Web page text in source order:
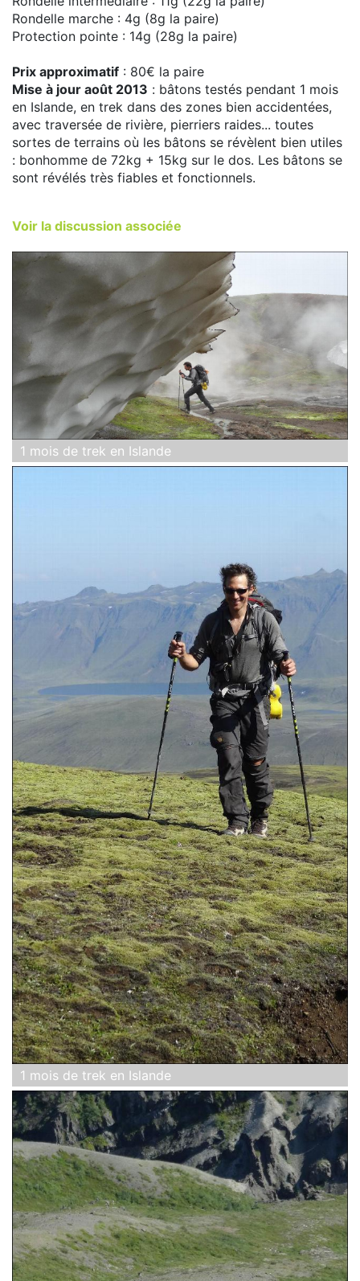
Rondelle marche : 4g (8g la paire)
Protection pointe : 14g (28g la paire)
Prix approximatif : 80€ la paire
Mise à jour août 2013 : bâtons testés pendant 1 mois
en Islande, en trek dans des zones bien accidentées,
avec traversée de rivière, pierriers raides... toutes
sortes de terrains où les bâtons se révèlent bien utiles
: bonhomme de 72kg + 15kg sur le dos. Les bâtons se
sont révélés très fiables et fonctionnels.
Voir la discussion associée
1 mois de trek en Islande
1 mois de trek en Islande